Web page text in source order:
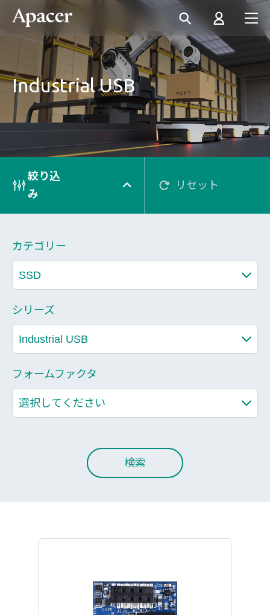
Industrial USB
絞り込
み
リセット
カテゴリー
シリーズ
フォームファクタ
検索